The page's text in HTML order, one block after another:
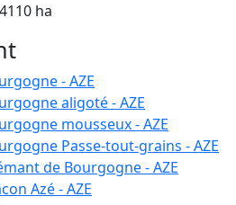
ha
ha
ha
ha
ha
ha
ha
ha
- AZE
aligoté - AZE
mousseux - AZE
Passe-tout-grains - AZE
de Bourgogne - AZE
Azé - AZE